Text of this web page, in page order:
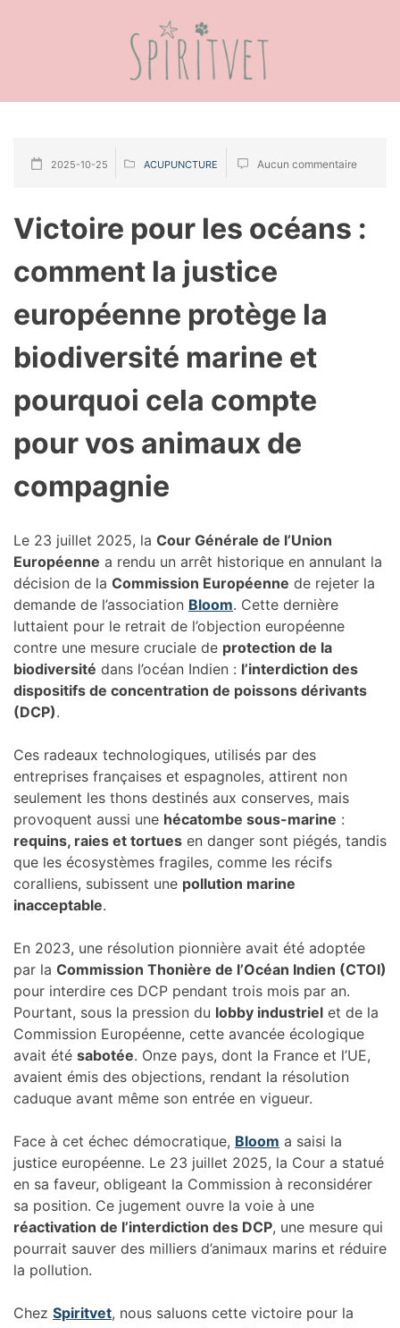
2025-10-25 ACUPUNCTURE Aucun commentaire
Victoire pour les océans :
comment la justice
européenne protège la
biodiversité marine et
pourquoi cela compte
pour vos animaux de
compagnie
Le 23 juillet 2025, la Cour Générale de l’Union
Européenne a rendu un arrêt historique en annulant la
décision de la Commission Européenne de rejeter la
demande de l’association Bloom. Cette dernière
luttaient pour le retrait de l’objection européenne
contre une mesure cruciale de protection de la
biodiversité dans l’océan Indien : l’interdiction des
dispositifs de concentration de poissons dérivants
(DCP).
Ces radeaux technologiques, utilisés par des
entreprises françaises et espagnoles, attirent non
seulement les thons destinés aux conserves, mais
provoquent aussi une hécatombe sous-marine :
requins, raies et tortues en danger sont piégés, tandis
que les écosystèmes fragiles, comme les récifs
coralliens, subissent une pollution marine
inacceptable.
En 2023, une résolution pionnière avait été adoptée
par la Commission Thonière de l’Océan Indien (CTOI)
pour interdire ces DCP pendant trois mois par an.
Pourtant, sous la pression du lobby industriel et de la
Commission Européenne, cette avancée écologique
avait été sabotée. Onze pays, dont la France et l’UE,
avaient émis des objections, rendant la résolution
caduque avant même son entrée en vigueur.
Face à cet échec démocratique, Bloom a saisi la
justice européenne. Le 23 juillet 2025, la Cour a statué
en sa faveur, obligeant la Commission à reconsidérer
sa position. Ce jugement ouvre la voie à une
réactivation de l’interdiction des DCP, une mesure qui
pourrait sauver des milliers d’animaux marins et réduire
la pollution.
Chez Spiritvet, nous saluons cette victoire pour la